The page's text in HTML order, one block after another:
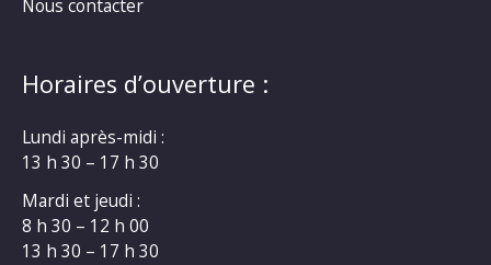
Nous contacter
Horaires d’ouverture :
Lundi après-midi :
13 h 30 – 17 h 30
Mardi et jeudi :
8 h 30 – 12 h 00
13 h 30 – 17 h 30